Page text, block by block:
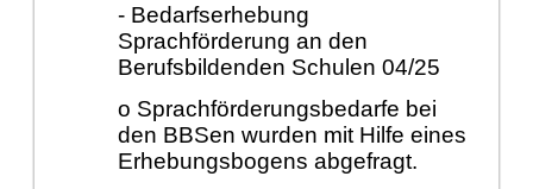
- Bedarfserhebung
Sprachförderung an den
Berufsbildenden Schulen 04/25
o Sprachförderungsbedarfe bei
den BBSen wurden mit Hilfe eines
Erhebungsbogens abgefragt.